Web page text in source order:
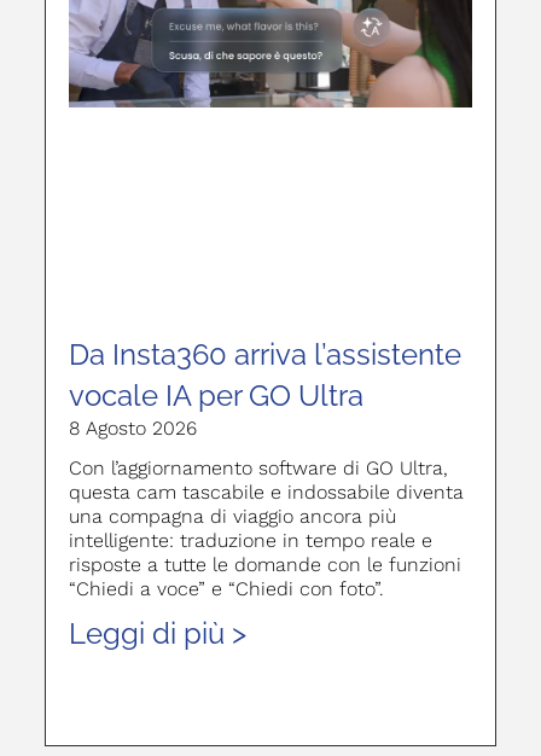
Da Insta360 arriva l’assistente
vocale IA per GO Ultra
8 Agosto 2026
Con l’aggiornamento software di GO Ultra,
questa cam tascabile e indossabile diventa
una compagna di viaggio ancora più
intelligente: traduzione in tempo reale e
risposte a tutte le domande con le funzioni
“Chiedi a voce” e “Chiedi con foto”.
Leggi di più >